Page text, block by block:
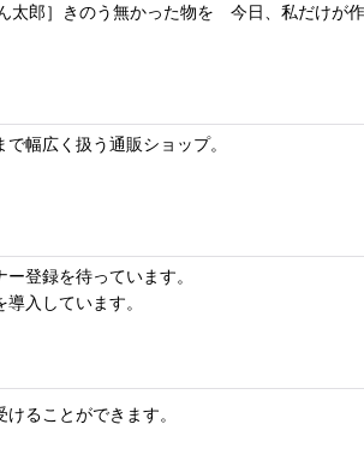
太郎］きのう無かった物を 今日、私だけ
幅広く扱う通販ショップ。
登録を待っています。
入しています。
ることができます。